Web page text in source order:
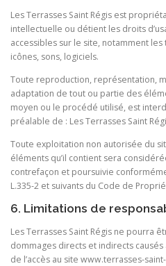
Les Terrasses Saint Régis est
intellectuelle ou détient les droits
accessibles sur le site, notamment
icônes, sons, logiciels.
Toute reproduction, représentation,
adaptation de tout ou partie des
moyen ou le procédé utilisé, est
préalable de : Les Terrasses Saint
Toute exploitation non autorisée du
éléments qu’il contient sera
contrefaçon et poursuivie
L.335-2 et suivants du Code de
6. Limitations de
Les Terrasses Saint Régis ne pourra
dommages directs et indirects
de l’accès au site www.terrasses-